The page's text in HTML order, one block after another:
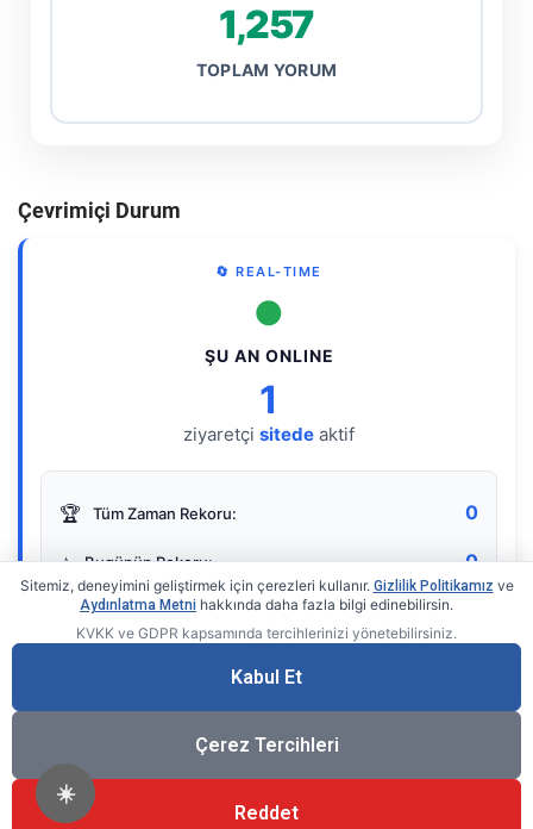
☀️
1,257
TOPLAM YORUM
Çevrimiçi Durum
🔄 REAL-TIME
●
ŞU AN ONLINE
1
ziyaretçi sitede aktif
🏆 Tüm Zaman Rekoru: 0
⭐ Bugünün Rekoru: 0
Gerçek zamanlı sayaç
Sitemiz, deneyimini geliştirmek için çerezleri kullanır. Gizlilik Politikamız ve
Aydınlatma Metni hakkında daha fazla bilgi edinebilirsin.
KVKK ve GDPR kapsamında tercihlerinizi yönetebilirsiniz.
Kabul Et
Çerez Tercihleri
Reddet